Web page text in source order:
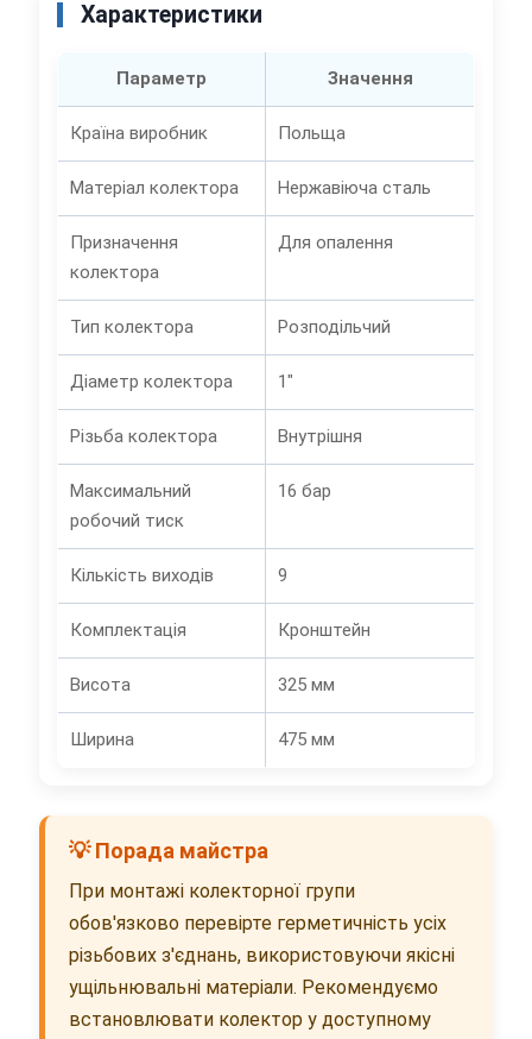
Характеристики
Параметр Значення
Країна виробник Польща
Матеріал колектора Нержавіюча сталь
Призначення
колектора
Для опалення
Тип колектора Розподільчий
Діаметр колектора 1"
Різьба колектора Внутрішня
Максимальний
робочий тиск
16 бар
Кількість виходів 9
Комплектація Кронштейн
Висота 325 мм
Ширина 475 мм
💡 Порада майстра
При монтажі колекторної групи
обов'язково перевірте герметичність усіх
різьбових з'єднань, використовуючи якісні
ущільнювальні матеріали. Рекомендуємо
встановлювати колектор у доступному